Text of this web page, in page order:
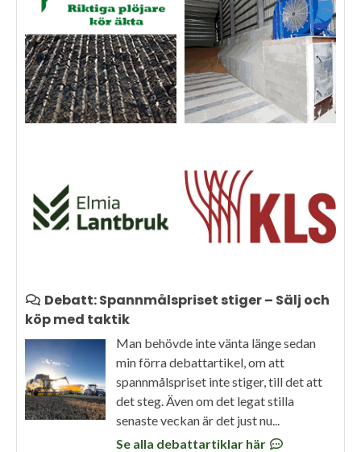
Debatt: Spannmålspriset stiger – Sälj och
köp med taktik
Man behövde inte vänta länge sedan
min förra debattartikel, om att
spannmålspriset inte stiger, till det att
det steg. Även om det legat stilla
senaste veckan är det just nu...
Se alla debattartiklar här